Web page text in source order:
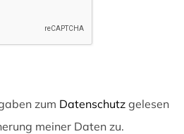
zum Datenschutz gelesen
meiner Daten zu.